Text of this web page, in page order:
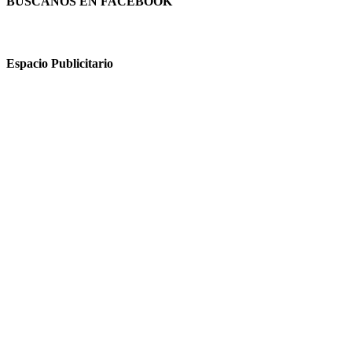
Espacio Publicitario